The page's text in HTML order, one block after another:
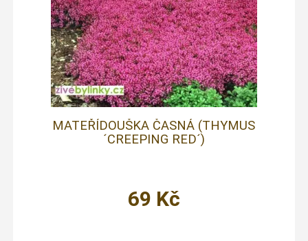
MATEŘÍDOUŠKA ČASNÁ (THYMUS
´CREEPING RED´)
69 Kč